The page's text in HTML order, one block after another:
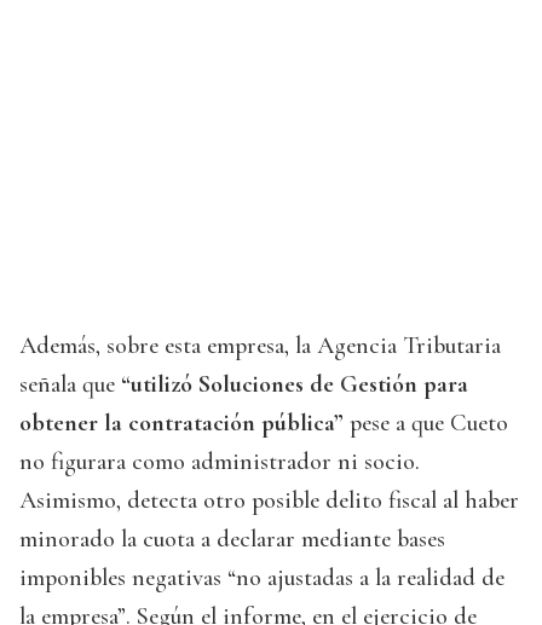
Además, sobre esta empresa, la Agencia Tributaria
señala que “utilizó Soluciones de Gestión para
obtener la contratación pública” pese a que Cueto
no figurara como administrador ni socio.
Asimismo, detecta otro posible delito fiscal al haber
minorado la cuota a declarar mediante bases
imponibles negativas “no ajustadas a la realidad de
la empresa”. Según el informe, en el ejercicio de